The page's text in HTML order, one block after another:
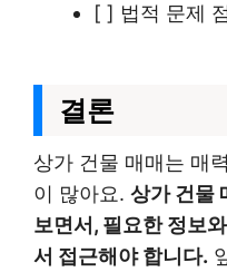
[ ] 법적 문제
결론
상가 건물 매매는 매
이 많아요. 상가 건물
보면서, 필요한 정보
서 접근해야 합니다.